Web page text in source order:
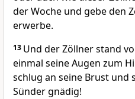
der Woche und gebe den
erwerbe.
13 Und der Zöllner stand
einmal seine Augen zum
schlug an seine Brust und
Sünder gnädig!